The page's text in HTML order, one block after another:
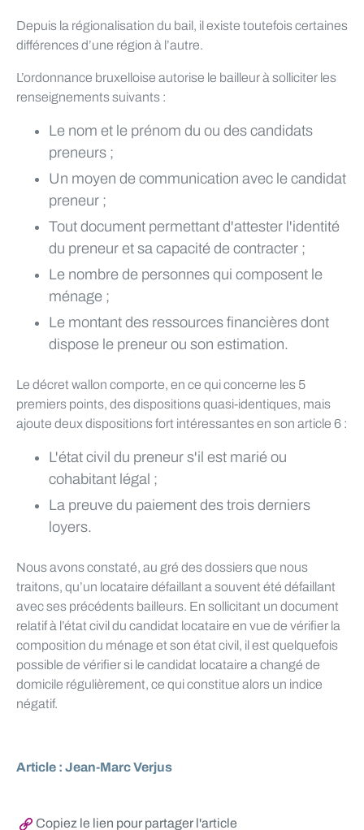
Depuis la régionalisation du bail, il existe toutefois certaines
différences d’une région à l’autre.
L’ordonnance bruxelloise autorise le bailleur à solliciter les
renseignements suivants :
Le nom et le prénom du ou des candidats
preneurs ;
Un moyen de communication avec le candidat
preneur ;
Tout document permettant d'attester l'identité
du preneur et sa capacité de contracter ;
Le nombre de personnes qui composent le
ménage ;
Le montant des ressources financières dont
dispose le preneur ou son estimation.
Le décret wallon comporte, en ce qui concerne les 5
premiers points, des dispositions quasi-identiques, mais
ajoute deux dispositions fort intéressantes en son article 6 :
L'état civil du preneur s'il est marié ou
cohabitant légal ;
La preuve du paiement des trois derniers
loyers.
Nous avons constaté, au gré des dossiers que nous
traitons, qu’un locataire défaillant a souvent été défaillant
avec ses précédents bailleurs. En sollicitant un document
relatif à l’état civil du candidat locataire en vue de vérifier la
composition du ménage et son état civil, il est quelquefois
possible de vérifier si le candidat locataire a changé de
domicile régulièrement, ce qui constitue alors un indice
négatif.
Article : Jean-Marc Verjus
Copiez le lien pour partager l'article